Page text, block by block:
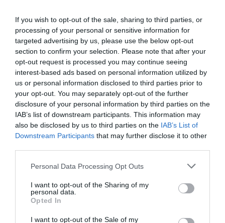
If you wish to opt-out of the sale, sharing to third parties, or
processing of your personal or sensitive information for
targeted advertising by us, please use the below opt-out
section to confirm your selection. Please note that after your
opt-out request is processed you may continue seeing
interest-based ads based on personal information utilized by
us or personal information disclosed to third parties prior to
your opt-out. You may separately opt-out of the further
disclosure of your personal information by third parties on the
IAB’s list of downstream participants. This information may
also be disclosed by us to third parties on the IAB’s List of
Downstream Participants that may further disclose it to other
Personal Data Processing Opt Outs
I want to opt-out of the Sharing of my
personal data.
Opted In
I want to opt-out of the Sale of my
Intelligence 2Pes la unidad de estrategia e
inteligencia de mercado de 2Playbook, cuya plataforma
de datos monitoriza en tiempo real el negocio de 60
clubes de LaLiga, Liga F y Primera Federación; 200
clubes de ligas europeas; 22 clubes de ACB y Primera
FEB.
La plataforma de datos monitoriza más de 34.000
contratos de patrocinio, de los que 25.000
corresponden al mercado español y más de 8.000 a
propiedades deportivas y competiciones internacionales,
segmentados por competición, tipología de activos,
marcas, categorías de producto y valor económico
aproximado de cada acuerdo. Si quieres más
de forma gratuita
Mantente informado con las últimas noticias de actualidad.